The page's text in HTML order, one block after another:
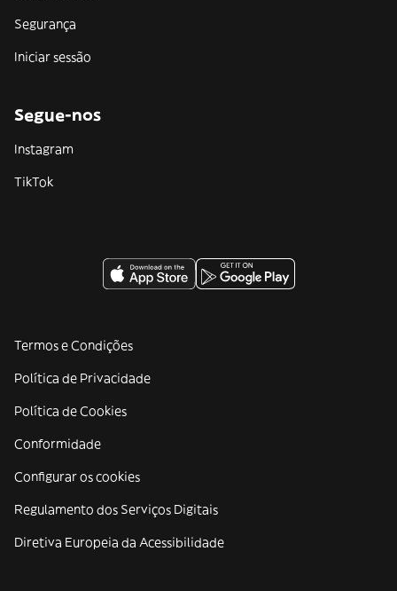
Segurança
Iniciar sessão
Segue-nos
Instagram
TikTok
Termos e Condições
Política de Privacidade
Política de Cookies
Conformidade
Configurar os cookies
Regulamento dos Serviços Digitais
Diretiva Europeia da Acessibilidade